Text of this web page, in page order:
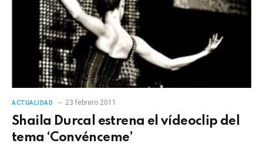
ACTUALIDAD 23 febrero 2011
Shaila Durcal estrena el vídeoclip del
tema ‘Convénceme’